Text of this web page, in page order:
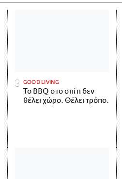
GOOD LIVING
Το BBQ στο σπίτι δεν
θέλει χώρο. Θέλει τρόπο.